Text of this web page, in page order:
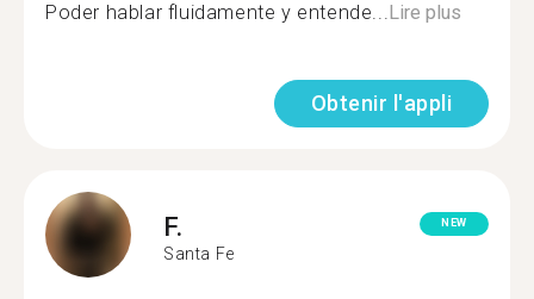
Poder hablar fluidamente y entende...Lire plus
Obtenir l'appli
F.
Santa Fe
NEW